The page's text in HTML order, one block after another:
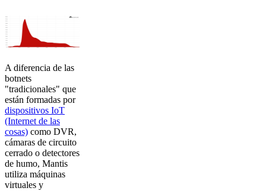
A diferencia de las
botnets
"tradicionales" que
están formadas por
dispositivos IoT
(Internet de las
cosas) como DVR,
cámaras de circuito
cerrado o detectores
de humo, Mantis
utiliza máquinas
virtuales y